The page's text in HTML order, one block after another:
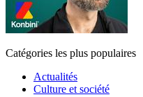
Catégories les plus populaires
Actualités
Culture et société